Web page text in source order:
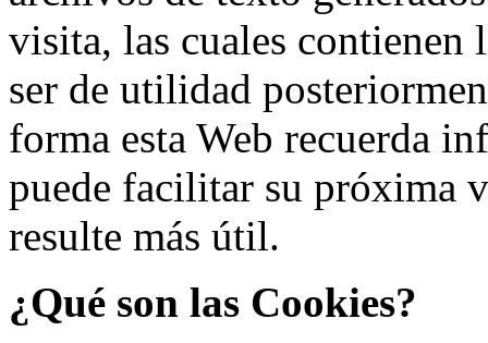
visita, las cuales contienen
ser de utilidad
forma esta Web recuerda
puede facilitar su próxima
resulte más útil.
¿Qué son las Cookies?